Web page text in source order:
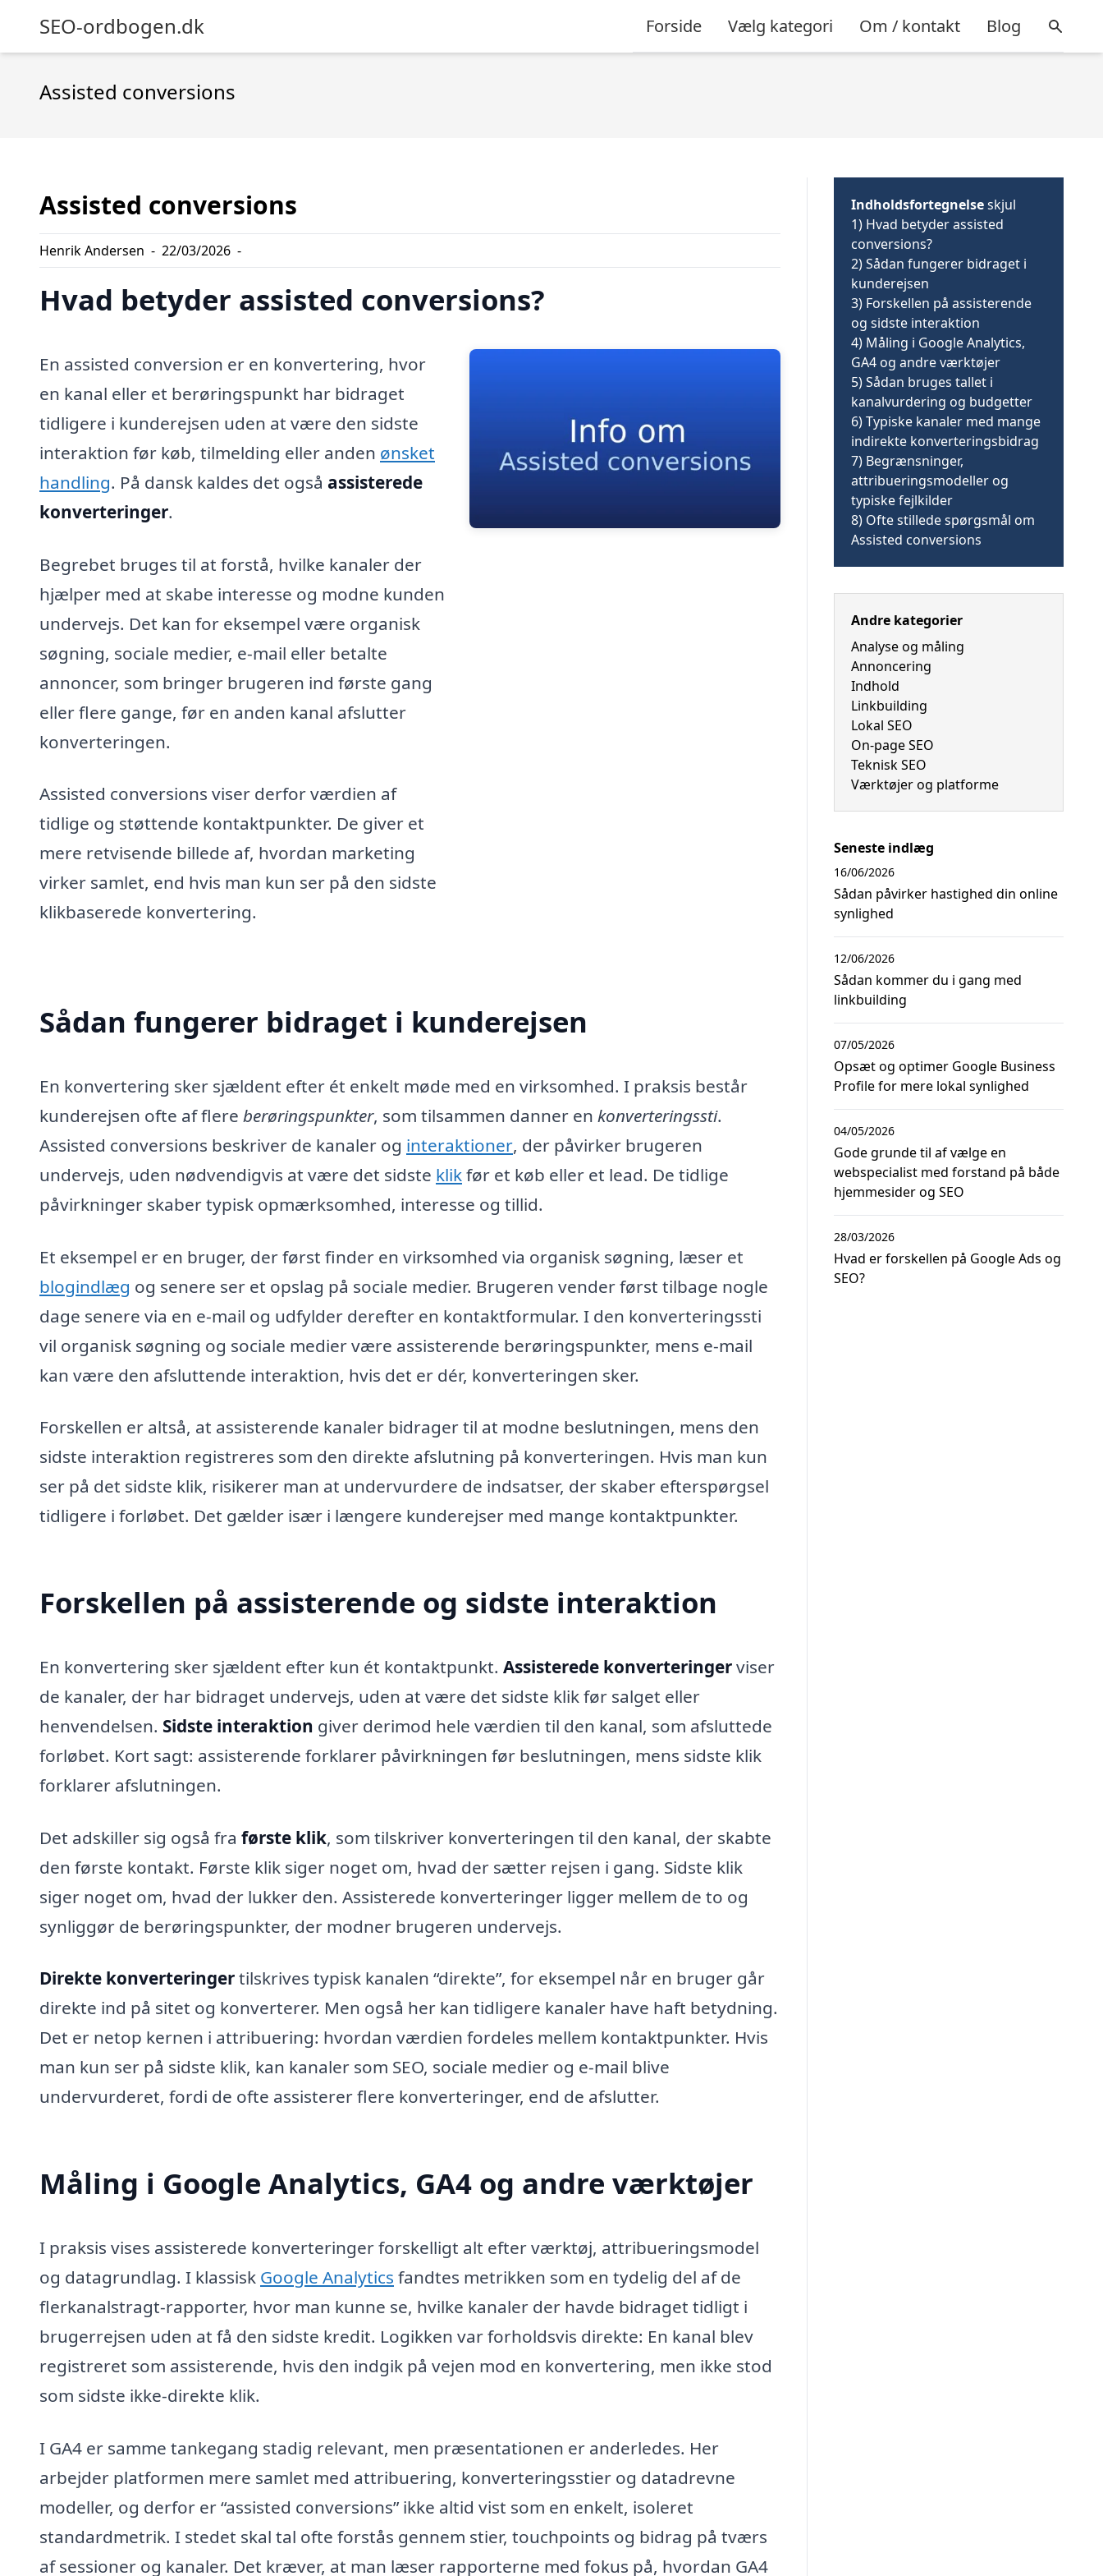
SEO-ordbogen.dk Forside Vælg kategori Om / kontakt Blog
Assisted conversions
Assisted conversions
Henrik Andersen - 22/03/2026 -
Hvad betyder assisted conversions?
En assisted conversion er en konvertering, hvor
en kanal eller et berøringspunkt har bidraget
tidligere i kunderejsen uden at være den sidste
interaktion før køb, tilmelding eller anden ønsket
handling. På dansk kaldes det også assisterede
konverteringer.
Begrebet bruges til at forstå, hvilke kanaler der
hjælper med at skabe interesse og modne kunden
undervejs. Det kan for eksempel være organisk
søgning, sociale medier, e-mail eller betalte
annoncer, som bringer brugeren ind første gang
eller flere gange, før en anden kanal afslutter
konverteringen.
Assisted conversions viser derfor værdien af
tidlige og støttende kontaktpunkter. De giver et
mere retvisende billede af, hvordan marketing
virker samlet, end hvis man kun ser på den sidste
klikbaserede konvertering.
Sådan fungerer bidraget i kunderejsen
En konvertering sker sjældent efter ét enkelt møde med en virksomhed. I praksis består
kunderejsen ofte af flere berøringspunkter, som tilsammen danner en konverteringssti.
Assisted conversions beskriver de kanaler og interaktioner, der påvirker brugeren
undervejs, uden nødvendigvis at være det sidste klikfør et køb eller et lead. De tidlige
påvirkninger skaber typisk opmærksomhed, interesse og tillid.
Et eksempel er en bruger, der først finder en virksomhed via organisk søgning, læser et
blogindlæg og senere ser et opslag på sociale medier. Brugeren vender først tilbage nogle
dage senere via en e-mail og udfylder derefter en kontaktformular. I den konverteringssti
vil organisk søgning og sociale medier være assisterende berøringspunkter, mens e-mail
kan være den afsluttende interaktion, hvis det er dér, konverteringen sker.
Forskellen er altså, at assisterende kanaler bidrager til at modne beslutningen, mens den
sidste interaktion registreres som den direkte afslutning på konverteringen. Hvis man kun
ser på det sidste klik, risikerer man at undervurdere de indsatser, der skaber efterspørgsel
tidligere i forløbet. Det gælder især i længere kunderejser med mange kontaktpunkter.
Forskellen på assisterende og sidste interaktion
En konvertering sker sjældent efter kun ét kontaktpunkt. Assisterede konverteringerviser
de kanaler, der har bidraget undervejs, uden at være det sidste klik før salget eller
henvendelsen. Sidste interaktion giver derimod hele værdien til den kanal, som afsluttede
forløbet. Kort sagt: assisterende forklarer påvirkningen før beslutningen, mens sidste klik
forklarer afslutningen.
Det adskiller sig også fra første klik, som tilskriver konverteringen til den kanal, der skabte
den første kontakt. Første klik siger noget om, hvad der sætter rejsen i gang. Sidste klik
siger noget om, hvad der lukker den. Assisterede konverteringer ligger mellem de to og
synliggør de berøringspunkter, der modner brugeren undervejs.
Direkte konverteringertilskrives typisk kanalen “direkte”, for eksempel når en bruger går
direkte ind på sitet og konverterer. Men også her kan tidligere kanaler have haft betydning.
Det er netop kernen i attribuering: hvordan værdien fordeles mellem kontaktpunkter. Hvis
man kun ser på sidste klik, kan kanaler som SEO, sociale medier og e-mail blive
undervurderet, fordi de ofte assisterer flere konverteringer, end de afslutter.
Måling i Google Analytics, GA4 og andre værktøjer
I praksis vises assisterede konverteringer forskelligt alt efter værktøj, attribueringsmodel
og datagrundlag. I klassisk Google Analytics fandtes metrikken som en tydelig del af de
flerkanalstragt-rapporter, hvor man kunne se, hvilke kanaler der havde bidraget tidligt i
brugerrejsen uden at få den sidste kredit. Logikken var forholdsvis direkte: En kanal blev
registreret som assisterende, hvis den indgik på vejen mod en konvertering, men ikke stod
som sidste ikke-direkte klik.
I GA4 er samme tankegang stadig relevant, men præsentationen er anderledes. Her
arbejder platformen mere samlet med attribuering, konverteringsstier og datadrevne
modeller, og derfor er “assisted conversions” ikke altid vist som en enkelt, isoleret
standardmetrik. I stedet skal tal ofte forstås gennem stier, touchpoints og bidrag på tværs
af sessioner og kanaler. Det kræver, at man læser rapporterne med fokus på, hvordan GA4
Indholdsfortegnelseskjul
1) Hvad betyder assisted
conversions?
2)Sådan fungerer bidraget i
kunderejsen
3) Forskellen på assisterende
og sidste interaktion
4) Måling i Google Analytics,
GA4 og andre værktøjer
5)Sådan bruges tallet i
kanalvurdering og budgetter
6)Typiske kanaler med mange
indirekte konverteringsbidrag
7) Begrænsninger,
attribueringsmodeller og
typiske fejlkilder
8) Ofte stillede spørgsmål om
Assisted conversions
Andre kategorier
Analyse og måling
Annoncering
Indhold
Linkbuilding
Lokal SEO
On-page SEO
Teknisk SEO
Værktøjer og platforme
Seneste indlæg
Sådan påvirker hastighed din online
synlighed
16/06/2026
Sådan kommer du i gang med
linkbuilding
12/06/2026
Opsæt og optimer Google Business
Profile for mere lokal synlighed
07/05/2026
Gode grunde til af vælge en
webspecialist med forstand på både
hjemmesider og SEO
04/05/2026
Hvad er forskellen på Google Ads og
SEO?
28/03/2026